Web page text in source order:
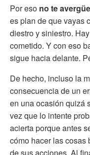
Por eso no te
es plan de que vayas
diestro y siniestro.
cometido. Y con eso
sigue hacia delante.
De hecho, incluso la
consecuencia de un
en una ocasión quizá
vez que lo intente
acierta porque antes
cómo hacer las